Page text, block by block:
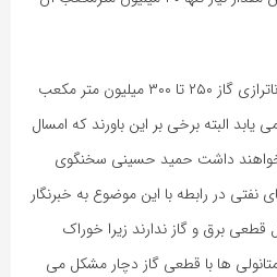
این در حالی بود که سال گذشته ناترازی گاز ۲۵۰ تا ۳۰۰ میلیون متر مکعب
یابد البته برخی بر این باورند که امسال
داشت حمید حسینی سخنگوی
نفتی در رابطه با این موضوع به خبرنگار
برق و گاز ندارند زیرا خوراک
متانولی ها با قطعی گاز دچار مشکل می